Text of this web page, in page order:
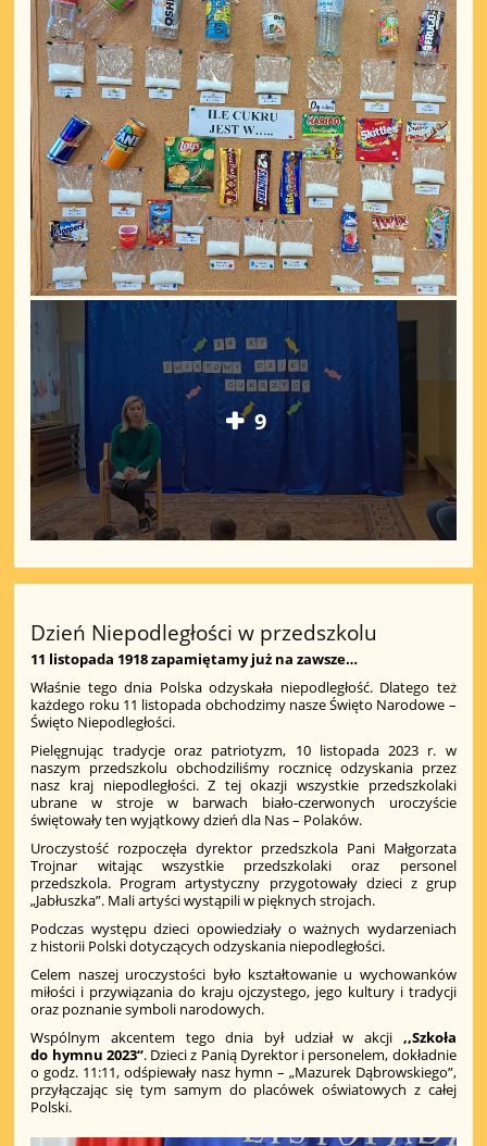
9
Dzień Niepodległości w przedszkolu
11 listopada 1918 zapamiętamy już na zawsze…
Właśnie tego dnia Polska odzyskała niepodległość. Dlatego też
każdego roku 11 listopada obchodzimy nasze Święto Narodowe –
Święto Niepodległości.
Pielęgnując tradycje oraz patriotyzm, 10 listopada 2023 r. w
naszym przedszkolu obchodziliśmy rocznicę odzyskania przez
nasz kraj niepodległości. Z tej okazji wszystkie przedszkolaki
ubrane w stroje w barwach biało-czerwonych uroczyście
świętowały ten wyjątkowy dzień dla Nas – Polaków.
Uroczystość rozpoczęła dyrektor przedszkola Pani Małgorzata
Trojnar witając wszystkie przedszkolaki oraz personel
przedszkola. Program artystyczny przygotowały dzieci z grup
„Jabłuszka”. Mali artyści wystąpili w pięknych strojach.
Podczas występu dzieci opowiedziały o ważnych wydarzeniach
z historii Polski dotyczących odzyskania niepodległości.
Celem naszej uroczystości było kształtowanie u wychowanków
miłości i przywiązania do kraju ojczystego, jego kultury i tradycji
oraz poznanie symboli narodowych.
Wspólnym akcentem tego dnia był udział w akcji ,,Szkoła
do hymnu 2023“. Dzieci z Panią Dyrektor i personelem, dokładnie
o godz. 11:11, odśpiewały nasz hymn – „Mazurek Dąbrowskiego”,
przyłączając się tym samym do placówek oświatowych z całej
Polski.